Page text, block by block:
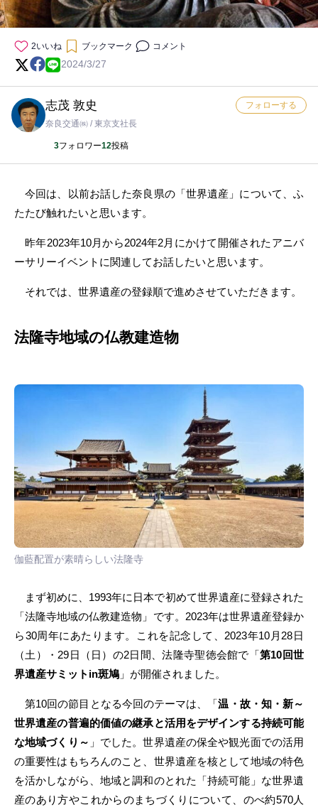
2いいね ブックマーク コメント
2024/3/27
志茂 敦史
奈良交通㈱ / 東京支社長
3フォロワー12投稿
フォローする
今回は、以前お話した奈良県の「世界遺産」について、ふ
たたび触れたいと思います。
昨年2023年10月から2024年2月にかけて開催されたアニバ
ーサリーイベントに関連してお話したいと思います。
それでは、世界遺産の登録順で進めさせていただきます。
法隆寺地域の仏教建造物
伽藍配置が素晴らしい法隆寺
まず初めに、1993年に日本で初めて世界遺産に登録された
「法隆寺地域の仏教建造物」です。2023年は世界遺産登録か
ら30周年にあたります。これを記念して、2023年10月28日
（土）・29日（日）の2日間、法隆寺聖徳会館で「第10回世
界遺産サミットin斑鳩 」が開催されました。
第10回の節目となる今回のテーマは、「温・故・知・新～
世界遺産の普遍的価値の継承と活用をデザインする持続可能
な地域づくり～ 」でした。世界遺産の保全や観光面での活用
の重要性はもちろんのこと、世界遺産を核として地域の特色
を活かしながら、地域と調和のとれた「持続可能」な世界遺
産のあり方やこれからのまちづくりについて、のべ約570人